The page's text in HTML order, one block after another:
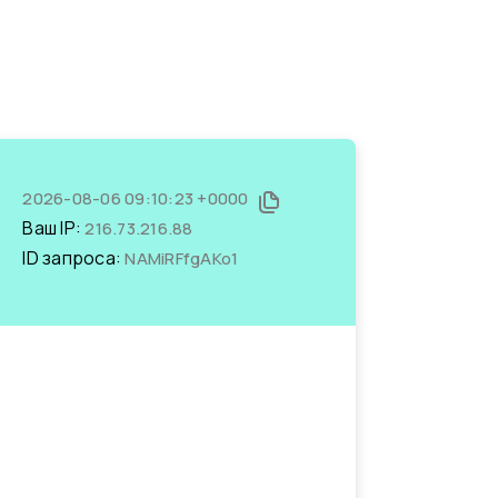
2026-08-06 09:10:23 +0000
Ваш IP:216.73.216.88
ID запроса:NAMiRFfgAKo1